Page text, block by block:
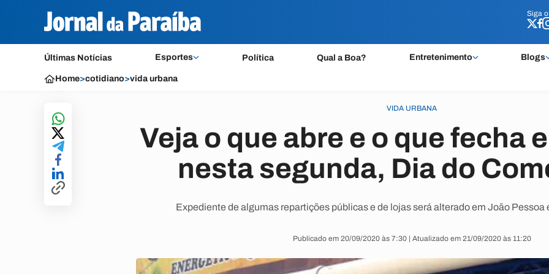
Siga o
Últimas Notícias Esportes Política Qual a Boa? Entretenimento Blogs
Siga o
Home>cotidiano>vida urbana
VIDA URBANA
Veja o que abre e o que fecha
nesta segunda, Dia do
Expediente de algumas repartições públicas e de lojas será alterado em João Pessoa
Publicado em 20/09/2020 às 7:30 | Atualizado em 21/09/2020 às 11:20